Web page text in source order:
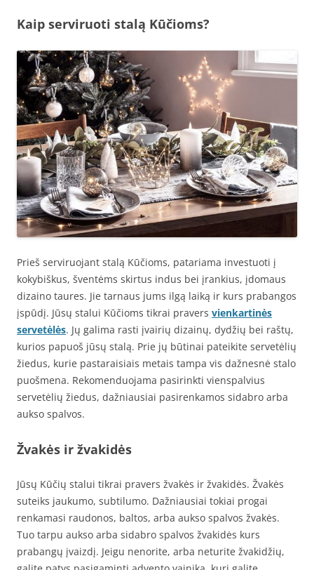
Kaip serviruoti stalą Kūčioms?
Prieš serviruojant stalą Kūčioms, patariama investuoti į
kokybiškus, šventėms skirtus indus bei įrankius, įdomaus
dizaino taures. Jie tarnaus jums ilgą laiką ir kurs prabangos
įspūdį. Jūsų stalui Kūčioms tikrai pravers vienkartinės
servetėlės. Jų galima rasti įvairių dizainų, dydžių bei raštų,
kurios papuoš jūsų stalą. Prie jų būtinai pateikite servetėlių
žiedus, kurie pastaraisiais metais tampa vis dažnesnė stalo
puošmena. Rekomenduojama pasirinkti vienspalvius
servetėlių žiedus, dažniausiai pasirenkamos sidabro arba
aukso spalvos.
Žvakės ir žvakidės
Jūsų Kūčių stalui tikrai pravers žvakės ir žvakidės. Žvakės
suteiks jaukumo, subtilumo. Dažniausiai tokiai progai
renkamasi raudonos, baltos, arba aukso spalvos žvakės.
Tuo tarpu aukso arba sidabro spalvos žvakidės kurs
prabangų įvaizdį. Jeigu nenorite, arba neturite žvakidžių,